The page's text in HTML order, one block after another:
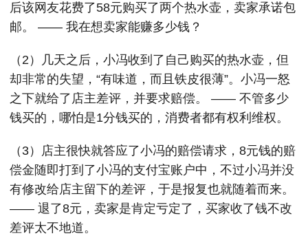
后该网友花费了58元购买了两个热水壶，卖家承诺包
邮。 —— 我在想卖家能赚多少钱？
（2）几天之后，小冯收到了自己购买的热水壶，但
却非常的失望，“有味道，而且铁皮很薄”。小冯一怒
之下就给了店主差评，并要求赔偿。 —— 不管多少
钱买的，哪怕是1分钱买的，消费者都有权利维权。
（3）店主很快就答应了小冯的赔偿请求，8元钱的赔
偿金随即打到了小冯的支付宝账户中，不过小冯并没
有修改给店主留下的差评，于是报复也就随着而来。
—— 退了8元，卖家是肯定亏定了，买家收了钱不改
差评太不地道。